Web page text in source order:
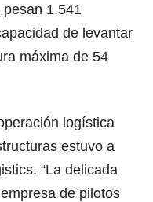
pesan 1.541
de levantar
máxima de 54
logística
estuvo a
“La delicada
de pilotos